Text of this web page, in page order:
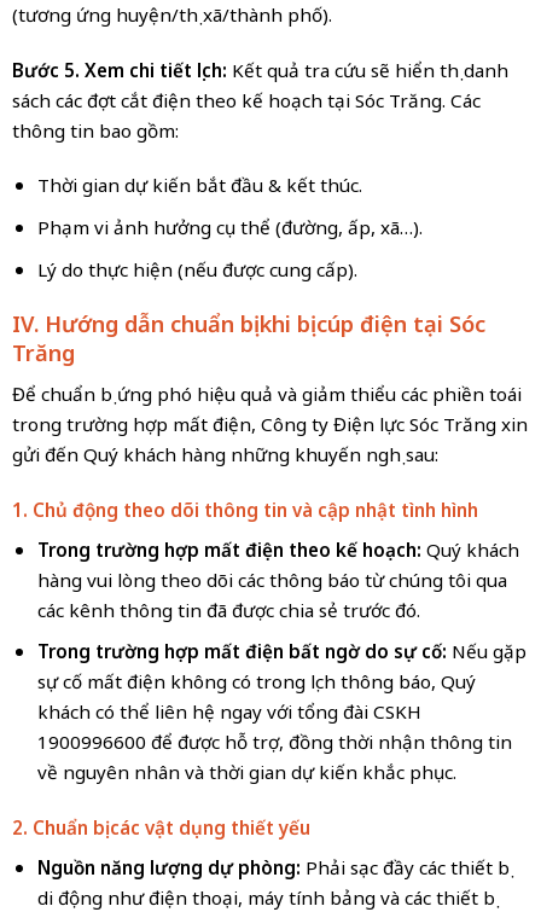
(tương ứng huyện/thị xã/thành phố).
Bước 5. Xem chi tiết lịch: Kết quả tra cứu sẽ hiển thị danh
sách các đợt cắt điện theo kế hoạch tại Sóc Trăng. Các
thông tin bao gồm:
Thời gian dự kiến bắt đầu & kết thúc.
Phạm vi ảnh hưởng cụ thể (đường, ấp, xã…).
Lý do thực hiện (nếu được cung cấp).
IV. Hướng dẫn chuẩn bị khi bị cúp điện tại Sóc
Trăng
Để chuẩn bị ứng phó hiệu quả và giảm thiểu các phiền toái
trong trường hợp mất điện, Công ty Điện lực Sóc Trăng xin
gửi đến Quý khách hàng những khuyến nghị sau:
1. Chủ động theo dõi thông tin và cập nhật tình hình
Trong trường hợp mất điện theo kế hoạch: Quý khách
hàng vui lòng theo dõi các thông báo từ chúng tôi qua
các kênh thông tin đã được chia sẻ trước đó.
Trong trường hợp mất điện bất ngờ do sự cố: Nếu gặp
sự cố mất điện không có trong lịch thông báo, Quý
khách có thể liên hệ ngay với tổng đài CSKH
1900996600 để được hỗ trợ, đồng thời nhận thông tin
về nguyên nhân và thời gian dự kiến khắc phục.
2. Chuẩn bị các vật dụng thiết yếu
Nguồn năng lượng dự phòng: Phải sạc đầy các thiết bị
di động như điện thoại, máy tính bảng và các thiết bị